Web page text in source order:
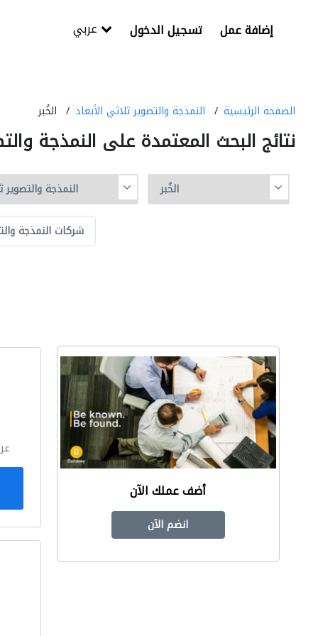
تسجيل الدخول إضافة عمل
الصفحة الرئيسية النمذجة والتصوير ثلاثي الأبعاد الخُبر
نتائج البحث المعتمدة على النمذجة
شركات النمذجة
أضف عملك الآن
انضم الآن